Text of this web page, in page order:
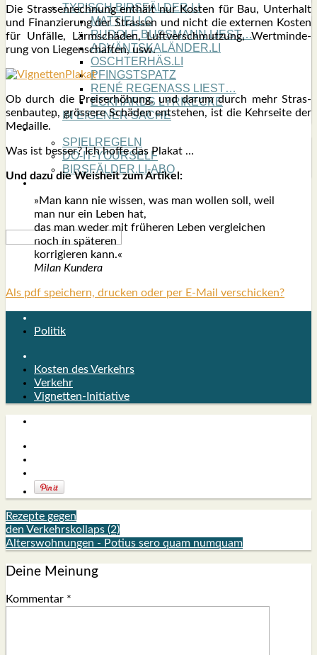
TYPISCH BIRSFÄLDER.LI
MATTIELLO
RUDOLF BUSS­MANN LIEST…
ADVÄNTSKALÄNDER.LI
OSCHTERHÄS.LI
PFINGST­SPATZ
RENÉ REGEN­ASS LIEST…
ECK­HARDS LYRIK­ECKE
IN EIGE­NER SACHE
SO GOOT’S
SPIEL­RE­GELN
DO-IT-YOUR­S­ELF
BIRSFÄLDER.LI-ABO
SHOUT­BOX
Die Stras­sen­rech­nung ent­hält nur Kos­ten für Bau, Unter­halt
und Finan­zie­rung der Stras­sen und nicht die exter­nen Kos­ten
für Unfäl­le, Lärm­schä­den, Luft­ver­schmut­zung, Wert­min­de­
rung von Lie­gen­schaf­ten, usw.
Ob durch die Preis­er­hö­hung, und dar­um durch mehr Stras­
sen­bau­ten, grös­se­re Schä­den ent­ste­hen, ist die Kehr­sei­te der
Medail­le.
Was ist bes­ser? Ich hof­fe das Pla­kat …
Und dazu die Weis­heit zum Arti­kel:
»Man kann nie wis­sen, was man wol­len soll, weil
man nur ein Leben hat,
das man weder mit frü­he­ren Leben ver­glei­chen
noch in spä­te­ren
kor­ri­gie­ren kann.«
Milan Kun­de­ra
Als pdf speichern, drucken oder per E-Mail verschicken?
Politik
Kosten des Verkehrs
Verkehr
Vignetten-Initiative
Rezepte gegen
den Verkehrskollaps (2)
Alterswohnungen - Potius sero quam numquam
Deine Meinung
Kommentar *